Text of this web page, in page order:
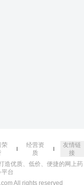
荣
经营资
质
友情链
接
造优质、低价、便捷的网上药
台
All rights reserved